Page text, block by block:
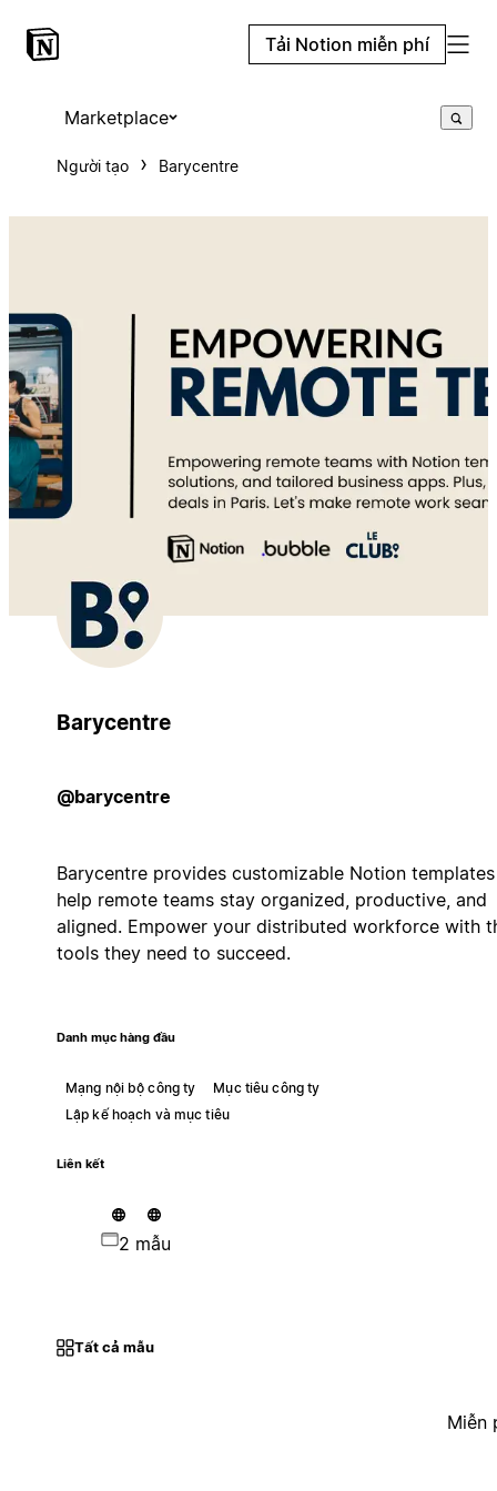
Tải Notion miễn phí
Marketplace
Người tạo Barycentre
Barycentre
@barycentre
Barycentre provides customizable Notion
help remote teams stay organized, productive, and
aligned. Empower your distributed workforce with
tools they need to succeed.
Danh mục hàng đầu
Mạng nội bộ công ty
Mục tiêu công ty
Lập kế hoạch và mục tiêu
Liên kết
2 mẫu
Tất cả mẫu
Miễn